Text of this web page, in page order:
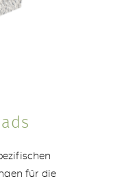
für die